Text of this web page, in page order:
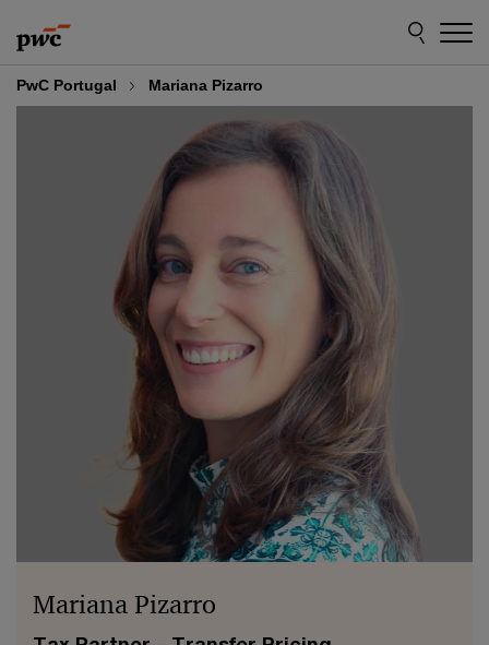
to
content
to
footer
PwC Portugal Mariana Pizarro
Mariana Pizarro